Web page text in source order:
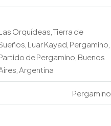
Orquídeas, Tierra de
Luar Kayad, Pergamino,
de Pergamino, Buenos
Argentina
Pergamino